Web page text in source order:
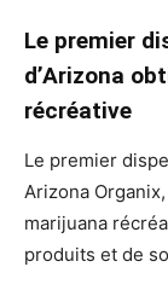
Le premier
d’Arizona
récréative
Le premier
Arizona
marijuana
produits et de